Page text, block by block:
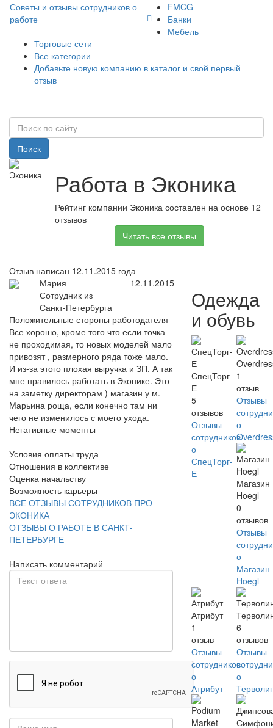
Советы и отзывы сотрудников о
работе
FMCG
Банки
Мебель
Торговые сети
Все категории
Добавьте новую компанию в каталог и свой первый
отзыв
Поиск
Работа в Эконика
Рейтинг компании Эконика составлен на основе 12
отзывов
Читать все отзывы
Отзыв написан 12.11.2015 года
Мария
Сотрудник из
Санкт-Петербурга
12.11.2015
Положительные стороны работодателя
Все хорошо, кроме того что если точка
не проходимая, то новых моделей мало
привозят , размерного ряда тоже мало.
И из-за этого плохая выручка и ЗП. А так
мне нравилось работать в Эконике. Это
на заметку директорам ) магазин у м.
Марьина роща, если конечно там ни
чего не изменилось с моего ухода.
Негативные моменты
-
Условия оплаты труда
Отношения в коллективе
Оценка начальству
Возможность карьеры
ВСЕ ОТЗЫВЫ СОТРУДНИКОВ ПРО
ЭКОНИКА
ОТЗЫВЫ О РАБОТЕ В САНКТ-
ПЕТЕРБУРГЕ
Написать комментарий
Одежда
и обувь
СпецТорг-
Е
5
отзывов
Отзывы
сотрудников
о
СпецТорг-
Е
1
отзыв
Отзывы
о
Магазин
Hoegl
0
отзывов
Отзывы
о
Магазин
Hoegl
Атрибут
1
отзыв
Отзывы
сотрудников
о
Атрибут
6
отзывов
Отзывы
о